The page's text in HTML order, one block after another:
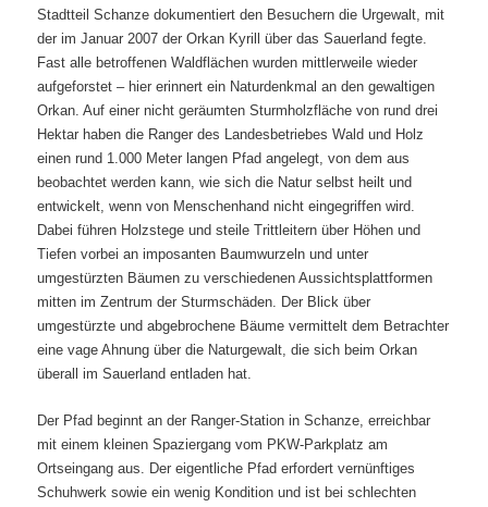
Stadtteil Schanze dokumentiert den Besuchern die Urgewalt, mit
der im Januar 2007 der Orkan Kyrill über das Sauerland fegte.
Fast alle betroffenen Waldflächen wurden mittlerweile wieder
aufgeforstet – hier erinnert ein Naturdenkmal an den gewaltigen
Orkan. Auf einer nicht geräumten Sturmholzfläche von rund drei
Hektar haben die Ranger des Landesbetriebes Wald und Holz
einen rund 1.000 Meter langen Pfad angelegt, von dem aus
beobachtet werden kann, wie sich die Natur selbst heilt und
entwickelt, wenn von Menschenhand nicht eingegriffen wird.
Dabei führen Holzstege und steile Trittleitern über Höhen und
Tiefen vorbei an imposanten Baumwurzeln und unter
umgestürzten Bäumen zu verschiedenen Aussichtsplattformen
mitten im Zentrum der Sturmschäden. Der Blick über
umgestürzte und abgebrochene Bäume vermittelt dem Betrachter
eine vage Ahnung über die Naturgewalt, die sich beim Orkan
überall im Sauerland entladen hat.
Der Pfad beginnt an der Ranger-Station in Schanze, erreichbar
mit einem kleinen Spaziergang vom PKW-Parkplatz am
Ortseingang aus. Der eigentliche Pfad erfordert vernünftiges
Schuhwerk sowie ein wenig Kondition und ist bei schlechten